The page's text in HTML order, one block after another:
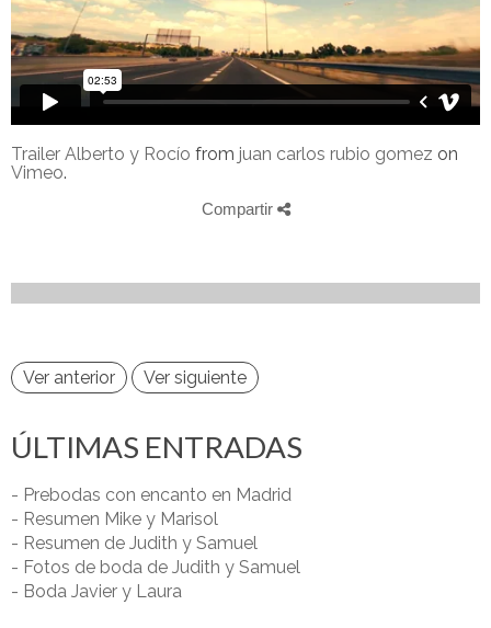
Trailer Alberto y Rocío from juan carlos rubio gomez on
Vimeo.
Compartir
Ver anterior Ver siguiente
ÚLTIMAS ENTRADAS
- Prebodas con encanto en Madrid
- Resumen Mike y Marisol
- Resumen de Judith y Samuel
- Fotos de boda de Judith y Samuel
- Boda Javier y Laura